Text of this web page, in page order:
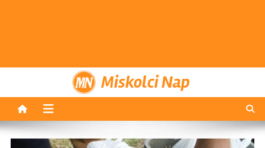
Miskolci Nap